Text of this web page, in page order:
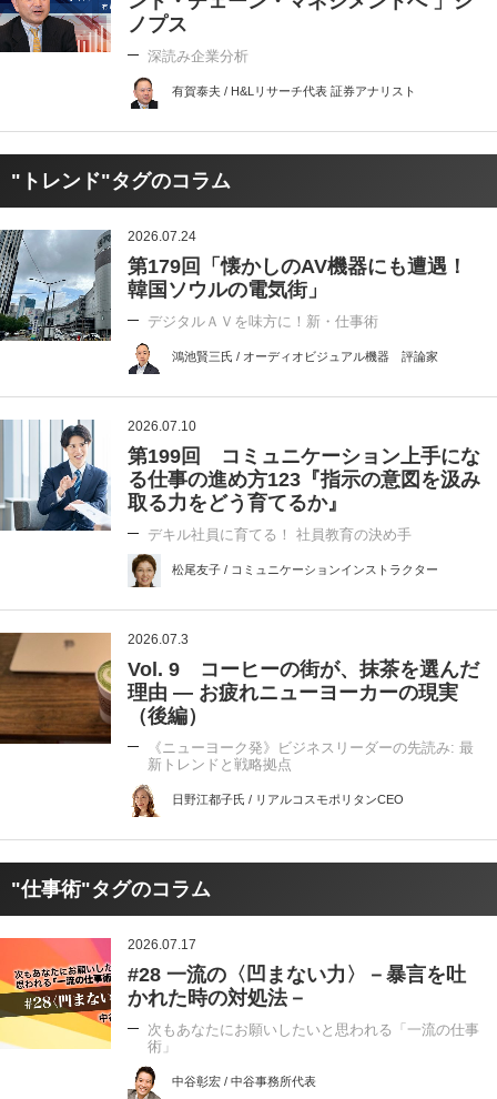
ノプス
深読み企業分析
有賀泰夫 / H&Lリサーチ代表 証券アナリスト
"トレンド"タグのコラム
2026.07.24
第179回「懐かしのAV機器にも遭遇！
韓国ソウルの電気街」
デジタルＡＶを味方に！新・仕事術
鴻池賢三氏 / オーディオビジュアル機器 評論家
2026.07.10
第199回 コミュニケーション上手にな
る仕事の進め方123『指示の意図を汲み
取る力をどう育てるか』
デキル社員に育てる！ 社員教育の決め手
松尾友子 / コミュニケーションインストラクター
2026.07.3
Vol. 9 コーヒーの街が、抹茶を選んだ
理由 ― お疲れニューヨーカーの現実
（後編）
《ニューヨーク発》ビジネスリーダーの先読み: 最
新トレンドと戦略拠点
日野江都子氏 / リアルコスモポリタンCEO
"仕事術"タグのコラム
2026.07.17
#28 一流の〈凹まない力〉－暴言を吐
かれた時の対処法－
次もあなたにお願いしたいと思われる「一流の仕事
術」
中谷彰宏 / 中谷事務所代表